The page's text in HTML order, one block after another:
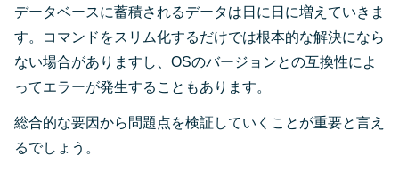
データベースに蓄積されるデータは日に日に増えていきま
す。コマンドをスリム化するだけでは根本的な解決になら
ない場合がありますし、OSのバージョンとの互換性によ
ってエラーが発生することもあります。
総合的な要因から問題点を検証していくことが重要と言え
るでしょう。